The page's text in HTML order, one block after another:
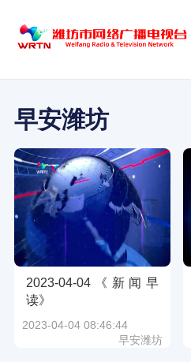
早安潍坊
2023-04-04《新闻早
读》
2023-04-04 08:46:44
早安潍坊